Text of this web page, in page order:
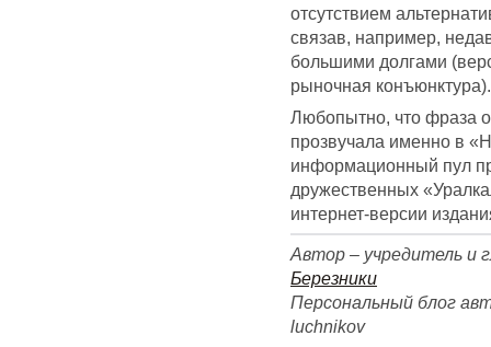
отсутствием
связав, например,
большими долгами
рыночная конъюнктура).
Любопытно, что фраза
прозвучала именно в
информационный пул
дружественных
интернет-версии
Автор – учредитель и
Березники
Персональный блог
luchnikov